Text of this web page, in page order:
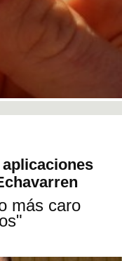
más caro